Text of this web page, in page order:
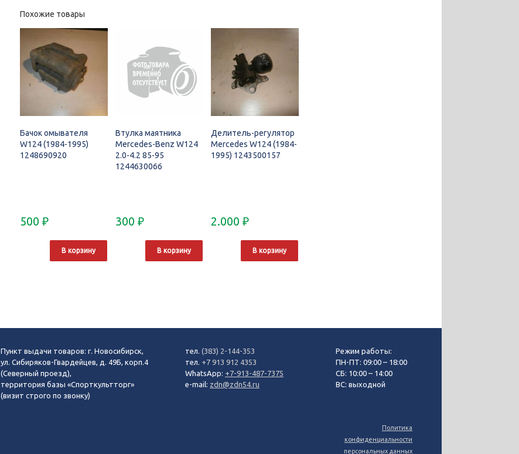
Похожие товары
Бачок омывателя
W124 (1984-1995)
1248690920
500₽
В корзину
Втулка маятника
Mercedes-Benz W124
2.0-4.2 85-95
1244630066
300 ₽
В корзину
Делитель-регулятор
Mercedes W124 (1984-
1995) 1243500157
2.000 ₽
В корзину
Пункт выдачи товаров: г. Новосибирск,
ул. Сибиряков-Гвардейцев, д. 49Б, корп.4
(Северный проезд),
территория базы «Спорткультторг»
(визит строго по звонку)
тел.(383) 2-144-353
тел. +7 913 912 4353
WhatsApp: +7-913-487-7375
e-mail: zdn@zdn54.ru
Режим работы:
ПН-ПТ: 09:00 – 18:00
СБ: 10:00 – 14:00
ВС: выходной
Политика
конфиденциальности
персональных данных